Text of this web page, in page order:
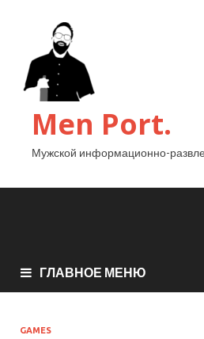
Men Port.
Мужской информационно-
ГЛАВНОЕ МЕНЮ
GAMES